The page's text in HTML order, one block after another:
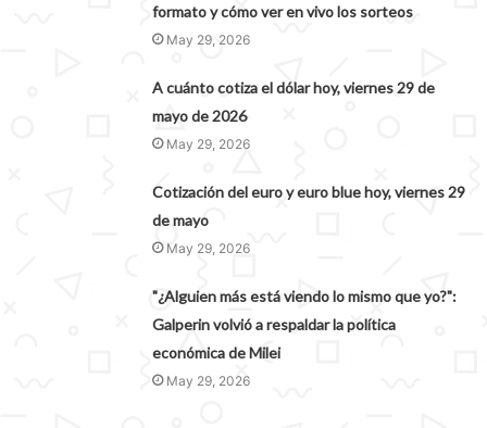
formato y cómo ver en vivo los sorteos
May 29, 2026
A cuánto cotiza el dólar hoy, viernes 29 de
mayo de 2026
May 29, 2026
Cotización del euro y euro blue hoy, viernes 29
de mayo
May 29, 2026
"¿Alguien más está viendo lo mismo que yo?":
Galperin volvió a respaldar la política
económica de Milei
May 29, 2026